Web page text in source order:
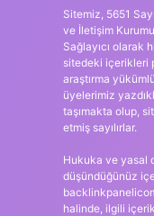
Sitemiz, 5651
ve İletişim
Sağlayıcı olarak
sitedeki içerikleri
araştırma
üyelerimiz
taşımakta olup,
etmiş sayılırlar.
Hukuka ve yasal
düşündüğünüz
halinde, ilgili